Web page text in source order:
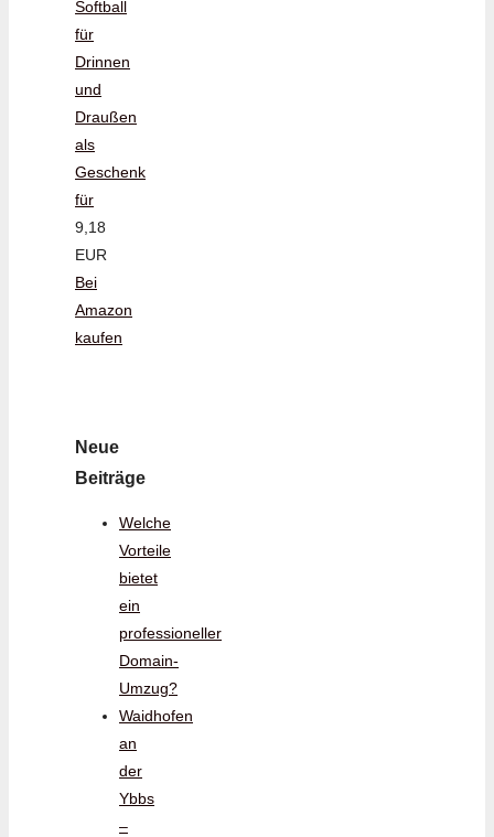
Softball
für
Drinnen
und
Draußen
als
Geschenk
für
9,18
EUR
Bei
Amazon
kaufen
Neue
Beiträge
Welche
Vorteile
bietet
ein
professioneller
Domain-
Umzug?
Waidhofen
an
der
Ybbs
–